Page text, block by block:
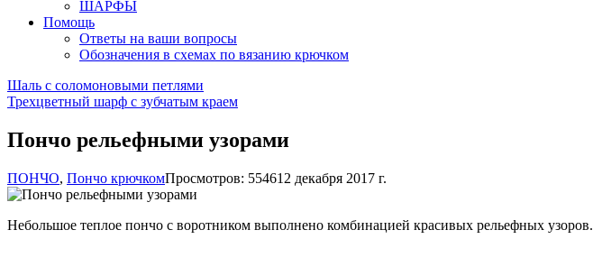
ШАРФЫ
Помощь
Ответы на ваши вопросы
Обозначения в схемах по вязанию крючком
Шаль с соломоновыми петлями
Трехцветный шарф с зубчатым краем
Пончо рельефными узорами
ПОНЧО, Пончо крючкомПросмотров: 554612 декабря 2017 г.
Небольшое теплое пончо с воротником выполнено комбинацией красивых рельефных узоров.